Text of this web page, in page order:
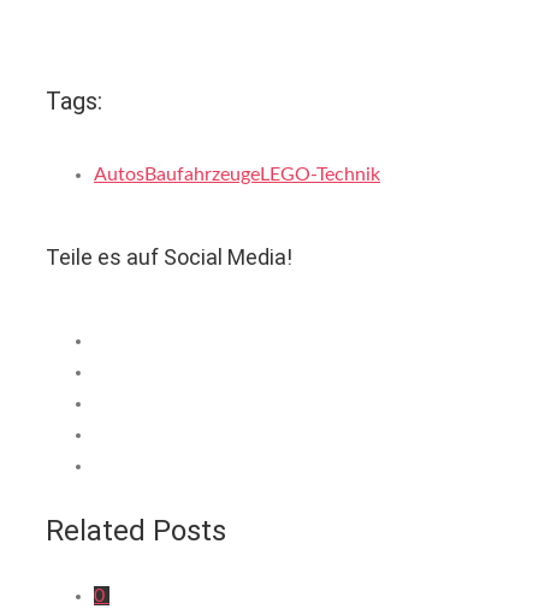
Tags:
AutosBaufahrzeugeLEGO-Technik
Teile es auf Social Media!
Related Posts
0